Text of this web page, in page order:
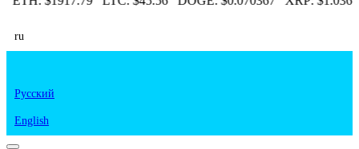
ru
Русский
English